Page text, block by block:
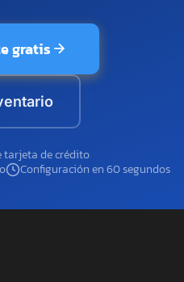
gratis
tarjeta de crédito
Configuración en 60 segundos